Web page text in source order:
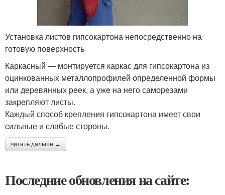
Установка листов гипсокартона непосредственно на
готовую поверхность
Каркасный — монтируется каркас для гипсокартона из
оцинкованных металлопрофилей определенной формы
или деревянных реек, а уже на него саморезами
закрепляют листы.
Каждый способ крепления гипсокартона имеет свои
сильные и слабые стороны.
читать дальше →
Последние обновления на сайте: